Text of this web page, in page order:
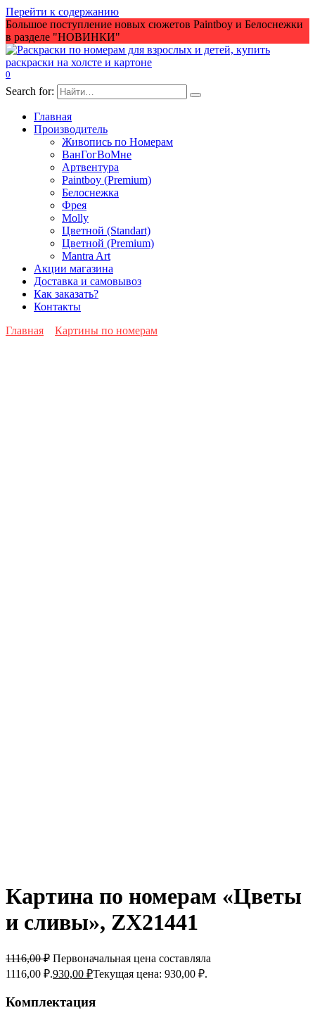
Перейти к содержанию
Большое поступление новых сюжетов Paintboy и Белоснежки
в разделе "НОВИНКИ"
0
Search for:
Главная
Производитель
Живопись по Номерам
ВанГогВоМне
Артвентура
Paintboy (Premium)
Белоснежка
Фрея
Molly
Цветной (Standart)
Цветной (Premium)
Mantra Art
Акции магазина
Доставка и самовывоз
Как заказать?
Контакты
Главная
Картины по номерам
Картина по номерам «Цветы
и сливы», ZX21441
1116,00₽ Первоначальная цена составляла
1116,00 ₽.930,00 ₽Текущая цена: 930,00 ₽.
Комплектация